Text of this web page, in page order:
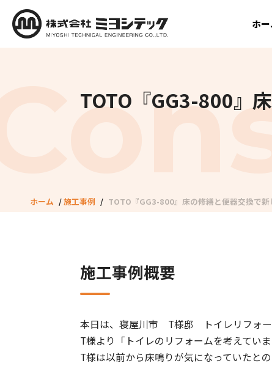
ホ
TOTO『GG3-800』
ホーム /施工事例 / TOTO『GG3-800』床の修繕と便器交換で新
施工事例概要
本日は、寝屋川市 T様邸 トイレリフォー
T様より「トイレのリフォームを考えてい
T様は以前から床鳴りが気になっていたと